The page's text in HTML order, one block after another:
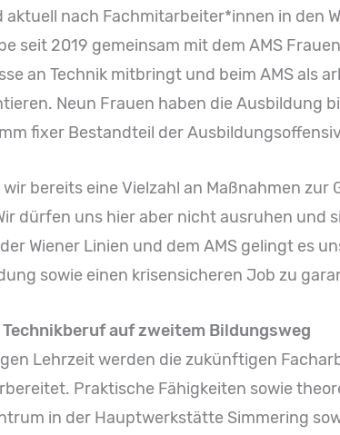
aktuell nach Fachmitarbeiter*innen in den
seit 2019 gemeinsam mit dem AMS
an Technik mitbringt und beim AMS als
Neun Frauen haben die Ausbildung
fixer Bestandteil der
wir bereits eine Vielzahl an Maßnahmen
dürfen uns hier aber nicht ausruhen und
Wiener Linien und dem AMS gelingt es
sowie einen krisensicheren Job zu
Technikberuf auf zweitem Bildungsweg
Lehrzeit werden die zukünftigen
Praktische Fähigkeiten sowie
in der Hauptwerkstätte Simmering